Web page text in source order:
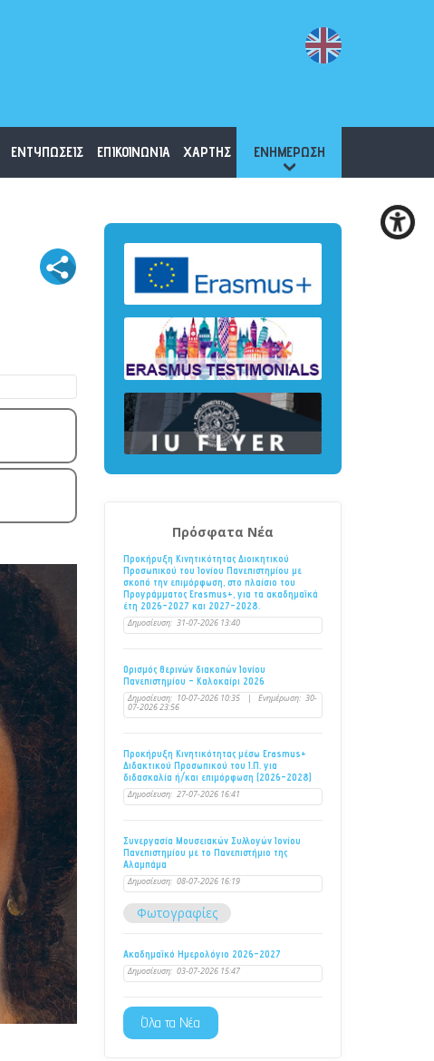
ΕΝΤΥΠΩΣΕΙΣ ΕΠΙΚΟΙΝΩΝΙΑ ΧΑΡΤΗΣ ΕΝΗΜΕΡΩΣΗ
Πρόσφατα Νέα
Προκήρυξη Κινητικότητας Διοικητικού
Προσωπικού του Ιονίου Πανεπιστημίου με
σκοπό την επιμόρφωση, στο πλαίσιο του
Προγράμματος Erasmus+, για τα ακαδημαϊκά
έτη 2026–2027 και 2027–2028.
Δημοσίευση: 31-07-2026 13:40
Ορισμός θερινών διακοπών Ιονίου
Πανεπιστημίου - Καλοκαίρι 2026
Δημοσίευση: 10-07-2026 10:35 | Ενημέρωση: 30-
07-2026 23:56
Προκήρυξη Κινητικότητας μέσω Erasmus+
Διδακτικού Προσωπικού του Ι.Π. για
διδασκαλία ή/και επιμόρφωση (2026-2028)
Δημοσίευση: 27-07-2026 16:41
Συνεργασία Μουσειακών Συλλογών Ιονίου
Πανεπιστημίου με το Πανεπιστήμιο της
Αλαμπάμα
Δημοσίευση: 08-07-2026 16:19
Φωτογραφίες
Ακαδημαϊκό Ημερολόγιο 2026-2027
Δημοσίευση: 03-07-2026 15:47
Όλα τα Νέα